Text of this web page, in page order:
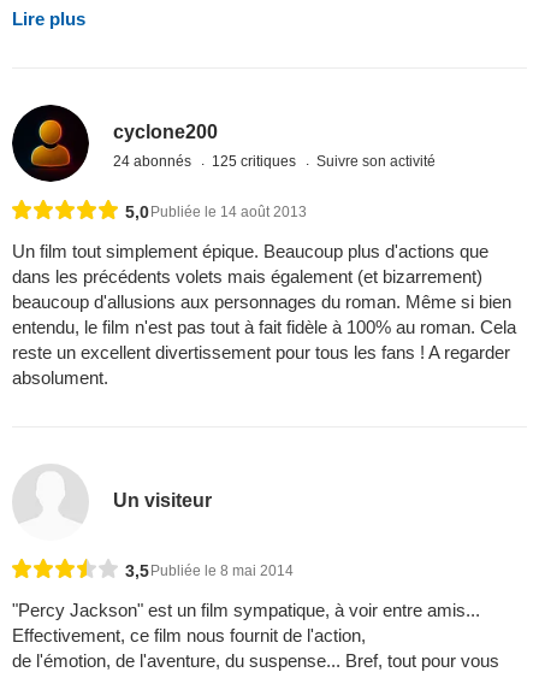
Lire plus
cyclone200
24 abonnés 125 critiques Suivre son activité
5,0 Publiée le 14 août 2013
Un film tout simplement épique. Beaucoup plus d'actions que
dans les précédents volets mais également (et bizarrement)
beaucoup d'allusions aux personnages du roman. Même si bien
entendu, le film n'est pas tout à fait fidèle à 100% au roman. Cela
reste un excellent divertissement pour tous les fans ! A regarder
absolument.
Un visiteur
3,5 Publiée le 8 mai 2014
"Percy Jackson" est un film sympatique, à voir entre amis...
Effectivement, ce film nous fournit de l'action,
de l'émotion, de l'aventure, du suspense... Bref, tout pour vous